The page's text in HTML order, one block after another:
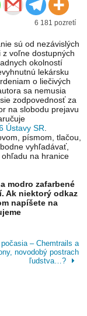
6 181 pozretí
sú od nezávislých
voľne dostupných
okolností
lekársku
o liečivých
sa nemusia
zodpovednosť za
na slobodu prejavu
Ústavy SR
písmom, tlačou,
vyhľadávať,
na hranice
modro zafarbené
Ak niektorý odkaz
napíšete na
– Chemtrails a
novodobý postrach
ľudstva…?